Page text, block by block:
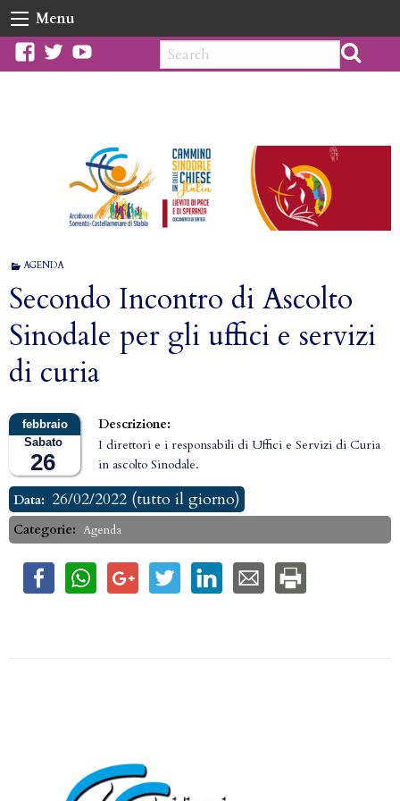
Skip
to
content
Menu
facebook
twitteryoutube
AGENDA
Secondo Incontro di Ascolto
Sinodale per gli uffici e servizi
di curia
Sabato
26
Descrizione:
I direttori e i responsabili di Uffici e Servizi di Curia
in ascolto Sinodale.
Data: 26/02/2022 (tutto il giorno)
Categorie: Agenda